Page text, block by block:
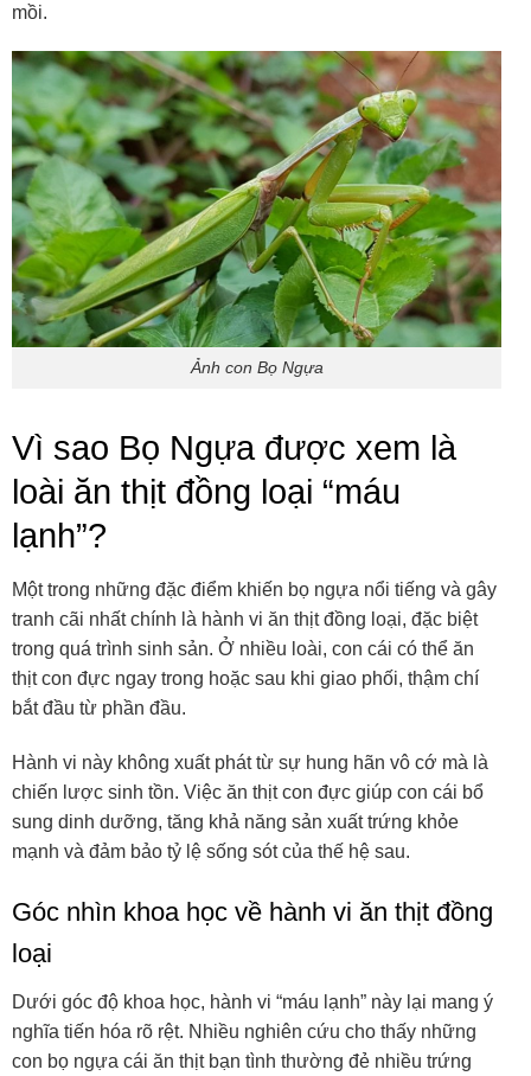
mồi.
Ảnh con Bọ Ngựa
Vì sao Bọ Ngựa được xem là
loài ăn thịt đồng loại “máu
lạnh”?
Một trong những đặc điểm khiến bọ ngựa nổi tiếng và gây
tranh cãi nhất chính là hành vi ăn thịt đồng loại, đặc biệt
trong quá trình sinh sản. Ở nhiều loài, con cái có thể ăn
thịt con đực ngay trong hoặc sau khi giao phối, thậm chí
bắt đầu từ phần đầu.
Hành vi này không xuất phát từ sự hung hãn vô cớ mà là
chiến lược sinh tồn. Việc ăn thịt con đực giúp con cái bổ
sung dinh dưỡng, tăng khả năng sản xuất trứng khỏe
mạnh và đảm bảo tỷ lệ sống sót của thế hệ sau.
Góc nhìn khoa học về hành vi ăn thịt đồng
loại
Dưới góc độ khoa học, hành vi “máu lạnh” này lại mang ý
nghĩa tiến hóa rõ rệt. Nhiều nghiên cứu cho thấy những
con bọ ngựa cái ăn thịt bạn tình thường đẻ nhiều trứng